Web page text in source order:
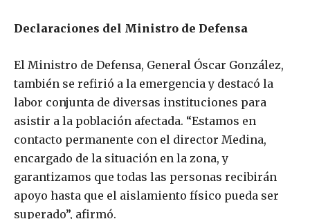
Declaraciones del Ministro de Defensa
El Ministro de Defensa, General Óscar González,
también se refirió a la emergencia y destacó la
labor conjunta de diversas instituciones para
asistir a la población afectada. “Estamos en
contacto permanente con el director Medina,
encargado de la situación en la zona, y
garantizamos que todas las personas recibirán
apoyo hasta que el aislamiento físico pueda ser
superado”, afirmó.